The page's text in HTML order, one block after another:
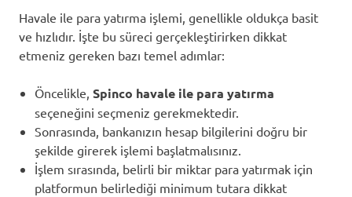
Havale ile para yatırma işlemi, genellikle oldukça basit
ve hızlıdır. İşte bu süreci gerçekleştirirken dikkat
etmeniz gereken bazı temel adımlar:
Öncelikle, Spinco havale ile para yatırma
seçeneğini seçmeniz gerekmektedir.
Sonrasında, bankanızın hesap bilgilerini doğru bir
şekilde girerek işlemi başlatmalısınız.
İşlem sırasında, belirli bir miktar para yatırmak için
platformun belirlediği minimum tutara dikkat